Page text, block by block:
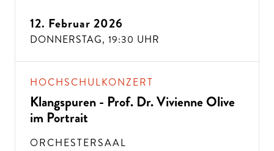
12. Februar 2026
DONNERSTAG, 19:30 UHR
HOCHSCHULKONZERT
Klangspuren - Prof. Dr. Vivienne Olive
im Portrait
ORCHESTERSAAL